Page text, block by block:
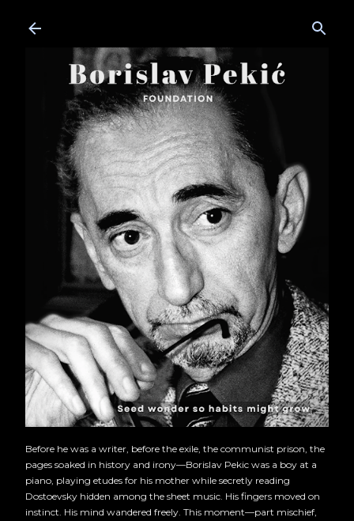
Before he was a writer, before the exile, the communist prison, the
pages soaked in history and irony—Borislav Pekic was a boy at a
piano, playing etudes for his mother while secretly reading
Dostoevsky hidden among the sheet music. His fingers moved on
instinct. His mind wandered freely. This moment—part mischief,